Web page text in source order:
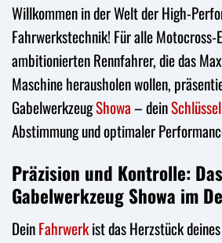
Willkommen in der Welt der High-
Fahrwerkstechnik! Für alle Motocross-
ambitionierten Rennfahrer, die das
Maschine herausholen wollen,
GabelwerkzeugShowa– deinSchlüssel
Abstimmung und optimaler
Präzision und Kontrolle:
Gabelwerkzeug Showa im
DeinFahrwerkist das Herzstück